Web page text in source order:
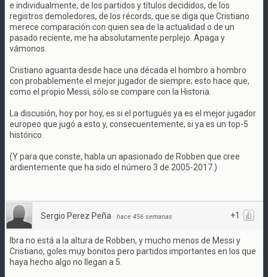
e individualmente, de los partidos y títulos decididos, de los
registros demoledores, de los récords, que se diga que Cristiano
merece comparación con quien sea de la actualidad o de un
pasado reciente, me ha absolutamente perplejo. Apaga y
vámonos.
Cristiano aguanta desde hace una década el hombro a hombro
con probablemente el mejor jugador de siempre; esto hace que,
como el propio Messi, sólo se compare con la Historia.
La discusión, hoy por hoy, es si el portugués ya es el mejor jugador
europeo que jugó a esto y, consecuentemente, si ya es un top-5
histórico.
(Y para que conste, habla un apasionado de Robben que cree
ardientemente que ha sido el número 3 de 2005-2017.)
+1
Sergio Perez Peña · hace 456 semanas
Ibra no está a la altura de Robben, y mucho menos de Messi y
Cristiano, goles muy bonitos pero partidos importantes en los que
haya hecho algo no llegan a 5.